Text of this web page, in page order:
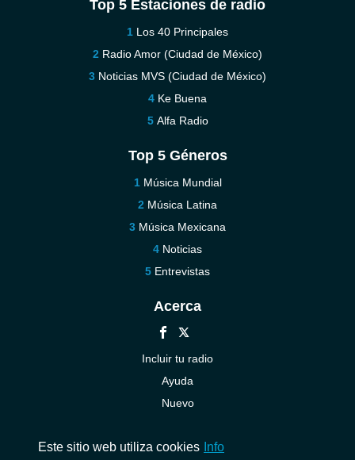
Top 5 Estaciones de radio
Los 40 Principales
Radio Amor (Ciudad de México)
Noticias MVS (Ciudad de México)
Ke Buena
Alfa Radio
Top 5 Géneros
Música Mundial
Música Latina
Música Mexicana
Noticias
Entrevistas
Acerca
Incluir tu radio
Ayuda
Nuevo
Este sitio web utiliza cookies Info